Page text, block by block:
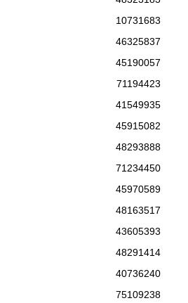
10731683
46325837
45190057
71194423
41549935
45915082
48293888
71234450
45970589
48163517
43605393
48291414
40736240
75109238